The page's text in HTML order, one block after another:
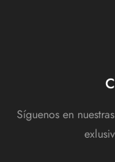
Síguenos en